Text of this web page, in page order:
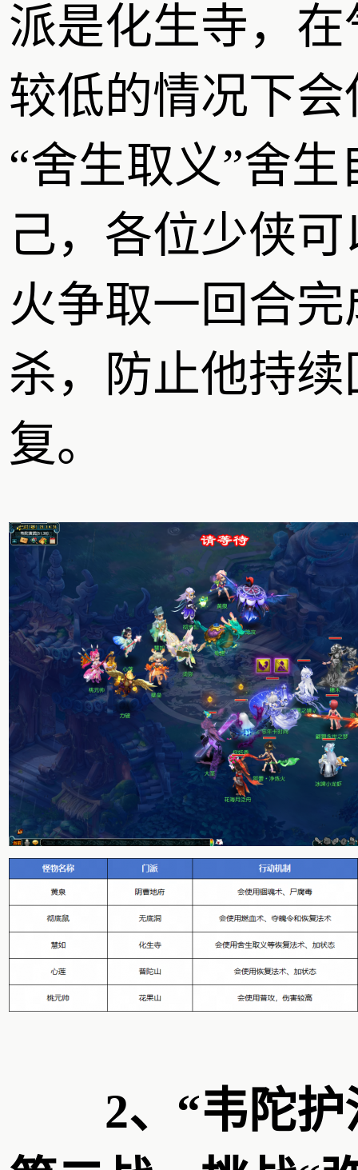
派是化生寺，在
较低的情况下会
“舍生取义”舍生
己，各位少侠可
火争取一回合完
杀，防止他持续
复。
2、“韦陀护